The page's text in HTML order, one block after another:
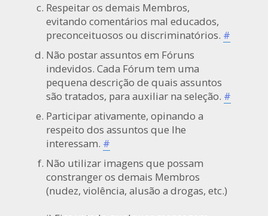
Respeitar os demais Membros,
evitando comentários mal educados,
preconceituosos ou discriminatórios. #
Não postar assuntos em Fóruns
indevidos. Cada Fórum tem uma
pequena descrição de quais assuntos
são tratados, para auxiliar na seleção. #
Participar ativamente, opinando a
respeito dos assuntos que lhe
interessam. #
Não utilizar imagens que possam
constranger os demais Membros
(nudez, violência, alusão a drogas, etc.)